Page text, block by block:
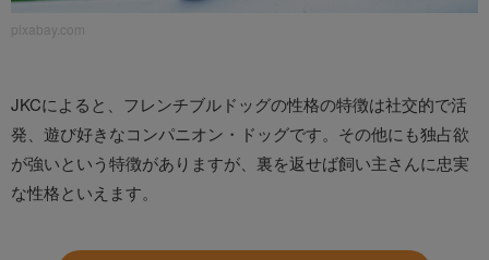
pixabay.com
JKCによると、フレンチブルドッグの性格の特徴は社交的で活
発、遊び好きなコンパニオン・ドッグです。その他にも独占欲
が強いという特徴がありますが、裏を返せば飼い主さんに忠実
な性格といえます。